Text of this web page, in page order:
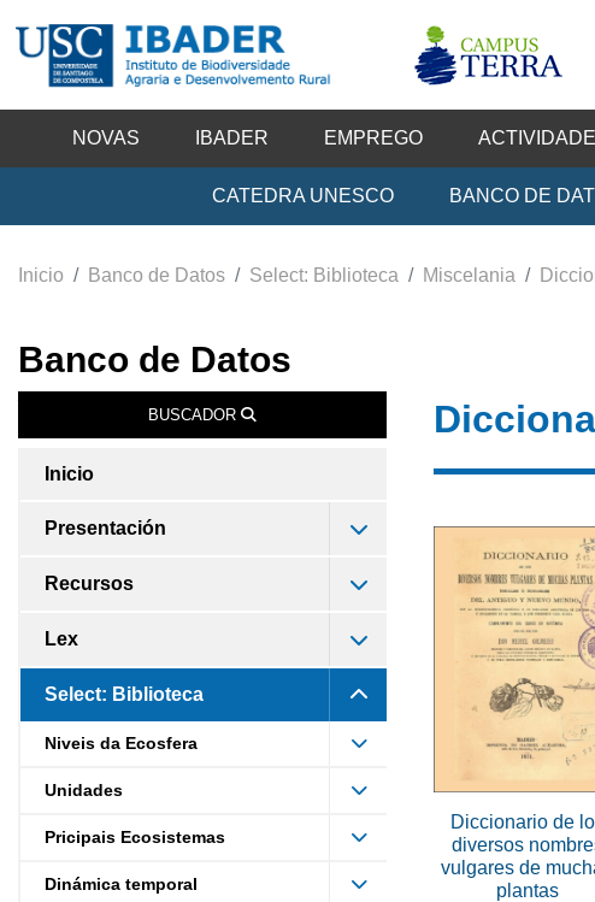
NOVAS IBADER EMPREGO
CATEDRA UNESCO BANCO DE
Inicio Banco de Datos Select: Biblioteca Miscelania
Banco de Datos
BUSCADOR
Inicio
Presentación
Recursos
Lex
Select: Biblioteca
Niveis da Ecosfera
Unidades
Pricipais Ecosistemas
Dinámica temporal
Diccionario de
diversos
vulgares de
plantas